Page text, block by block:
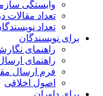
وابستگی
تعداد مقالات
تعداد
برای نویسندگان
راهنمای
راهنمای
فرم ارسال
اصول اخلاقی
برای داوران